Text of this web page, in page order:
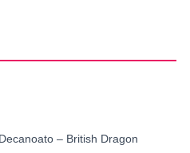
– British Dragon